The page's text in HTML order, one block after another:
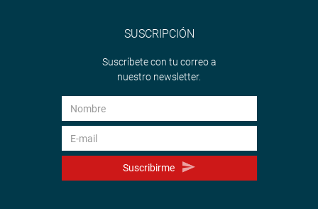
SUSCRIPCIÓN
Suscríbete con tu correo a
nuestro newsletter.
Suscribirme